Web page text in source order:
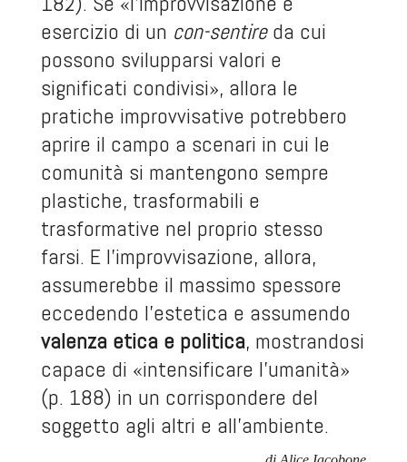
esercizio di un con-sentireda cui
possono svilupparsi valori e
significati condivisi», allora le
pratiche improvvisative potrebbero
aprire il campo a scenari in cui le
comunità si mantengono sempre
plastiche, trasformabili e
trasformative nel proprio stesso
farsi. E l’improvvisazione, allora,
assumerebbe il massimo spessore
eccedendo l’estetica e assumendo
valenza etica e politica, mostrandosi
capace di «intensificare l’umanità»
(p. 188) in un corrispondere del
soggetto agli altri e all’ambiente.